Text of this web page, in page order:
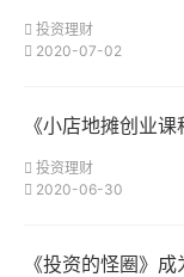
投资理财
2020-07-02
《小店地摊创业课
投资理财
2020-06-30
《投资的怪圈》